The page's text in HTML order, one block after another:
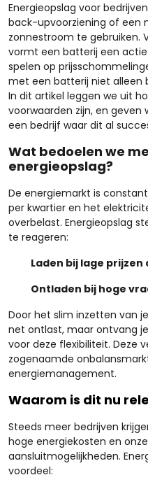
Energieopslag voor
back-upvoorziening of een
zonnestroom te gebruiken.
vormt een batterij een
spelen op
met een batterij niet alleen
In dit artikel leggen we uit
voorwaarden zijn, en geven
een bedrijf waar dit al
Wat bedoelen we
energieopslag?
De energiemarkt is
per kwartier en het
overbelast. Energieopslag
te reageren:
Laden bij lage
Ontladen bij hoge
Door het slim inzetten van
net ontlast, maar ontvang
voor deze flexibiliteit. Deze
zogenaamde
energiemanagement.
Waarom is dit nu
Steeds meer bedrijven
hoge energiekosten en
aansluitmogelijkheden.
voordeel: